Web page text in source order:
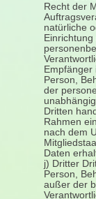
Recht der
natürliche
Empfänger
Person,
der
Dritten
Rahmen
nach dem
Daten
j) Dritter
Person,
außer der